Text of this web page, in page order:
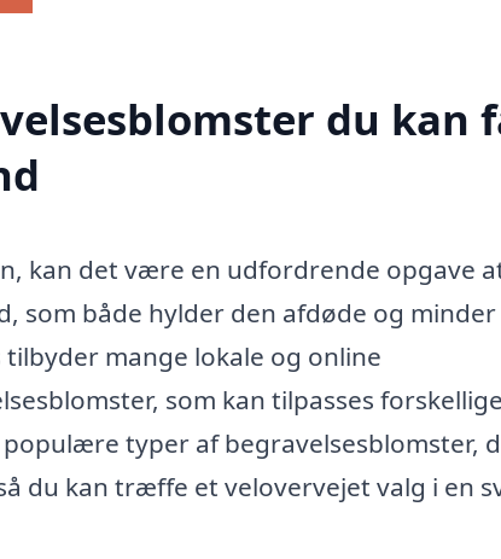
du kan
kan det være en udfordrende opgave
som både hylder den afdøde og minder
mange lokale og online
som kan tilpasses forskellige
typer af begravelsesblomster,
du kan træffe et velovervejet valg i en